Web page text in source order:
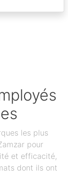
les plus
pour
et efficacité,
dont ils ont